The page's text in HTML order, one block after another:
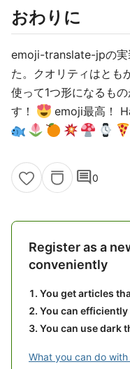
おわりに
emoji-translate-jpの実
た。クオリティはとも
使って1つ形になるも
す！
emoji最高！
comment0
Register as a
conveniently
You get articles
You can
You can use dark
What you can do